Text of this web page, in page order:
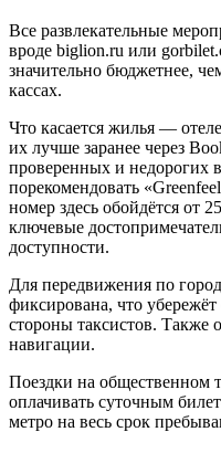
Все развлекательные
вроде biglion.ru или
значительно бюджетнее,
кассах.
Что касается жилья —
их лучше заранее через
проверенных и недорогих
порекомендовать
номер здесь обойдётся от
ключевые
доступности.
Для передвижения по
фиксирована, что
стороны таксистов. Также
навигации.
Поездки на общественном
оплачивать суточным
метро на весь срок